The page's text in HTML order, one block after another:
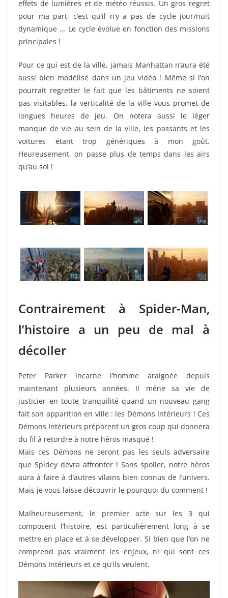
effets de lumières et de météo réussis. Un gros regret
pour ma part, c’est qu’il n’y a pas de cycle jour/nuit
dynamique … Le cycle évolue en fonction des missions
principales !
Pour ce qui est de la ville, jamais Manhattan n’aura été
aussi bien modélisé dans un jeu vidéo ! Même si l’on
pourrait regretter le fait que les bâtiments ne soient
pas visitables, la verticalité de la ville vous promet de
longues heures de jeu. On notera aussi le léger
manque de vie au sein de la ville, les passants et les
voitures étant trop génériques à mon goût.
Heureusement, on passe plus de temps dans les airs
qu’au sol !
Contrairement à Spider-Man,
l’histoire a un peu de mal à
décoller
Peter Parker incarne l’homme araignée depuis
maintenant plusieurs années. Il mène sa vie de
justicier en toute tranquilité quand un nouveau gang
fait son apparition en ville : les Démons Intérieurs ! Ces
Démons Intérieurs préparent un gros coup qui donnera
du fil à retordre à notre héros masqué !
Mais ces Démons ne seront pas les seuls adversaire
que Spidey devra affronter ! Sans spoiler, notre héros
aura à faire à d’autres vilains bien connus de l’univers.
Mais je vous laisse découvrir le pourquoi du comment !
Malheureusement, le premier acte sur les 3 qui
composent l’histoire, est particulièrement long à se
mettre en place et à se développer. Si bien que l’on ne
comprend pas vraiment les enjeux, ni qui sont ces
Démons Intérieurs et ce qu’ils veulent.